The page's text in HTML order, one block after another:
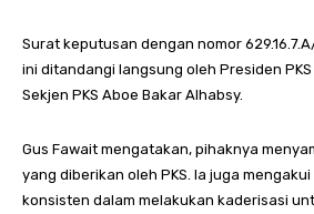
Surat keputusan dengan nomor
ini ditandangi langsung oleh Presiden
Sekjen PKS Aboe Bakar Alhabsy.
Gus Fawait mengatakan, pihaknya
yang diberikan oleh PKS. Ia juga
konsisten dalam melakukan kaderisasi